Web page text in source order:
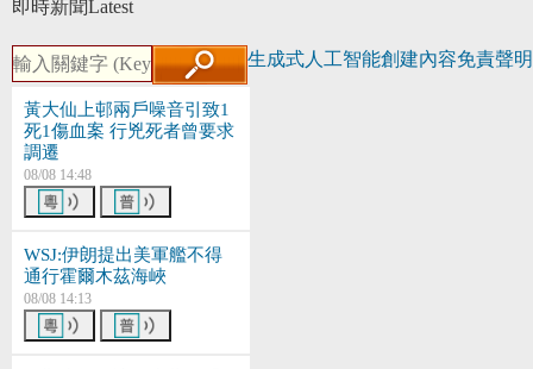
即時新聞Latest
黃大仙上邨兩戶噪音引致1
死1傷血案 行兇死者曾要求
調遷
08/08 14:48
WSJ:伊朗提出美軍艦不得
通行霍爾木茲海峽
08/08 14:13
生成式人工智能創建內容免責聲明